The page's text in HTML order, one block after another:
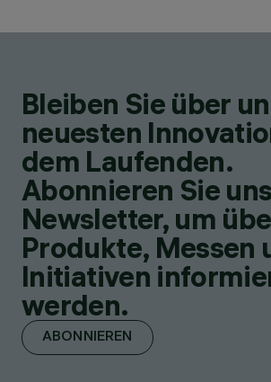
Bleiben Sie über
neuesten
dem Laufenden.
Abonnieren Sie
Newsletter, um
Produkte, Messen
Initiativen
werden.
ABONNIEREN